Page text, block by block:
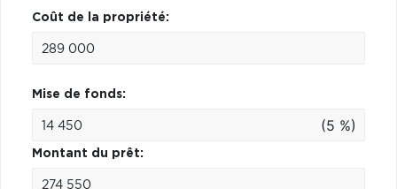
Coût de la propriété:
Mise de fonds:
(5 %)
Montant du prêt: